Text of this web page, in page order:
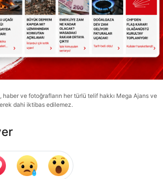
ve fotoğrafların her türlü telif hakkı Mega Ajans ve
dahi iktibas edilemez.